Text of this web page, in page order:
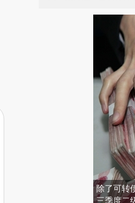
除了可转
三季度二